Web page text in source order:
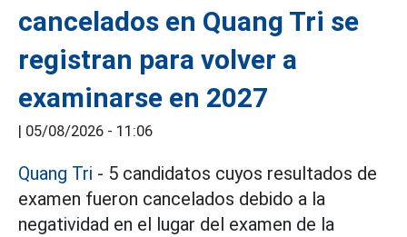
cancelados en Quang Tri se
registran para volver a
examinarse en 2027
| 05/08/2026 - 11:06
Quang Tri - 5 candidatos cuyos resultados de
examen fueron cancelados debido a la
negatividad en el lugar del examen de la